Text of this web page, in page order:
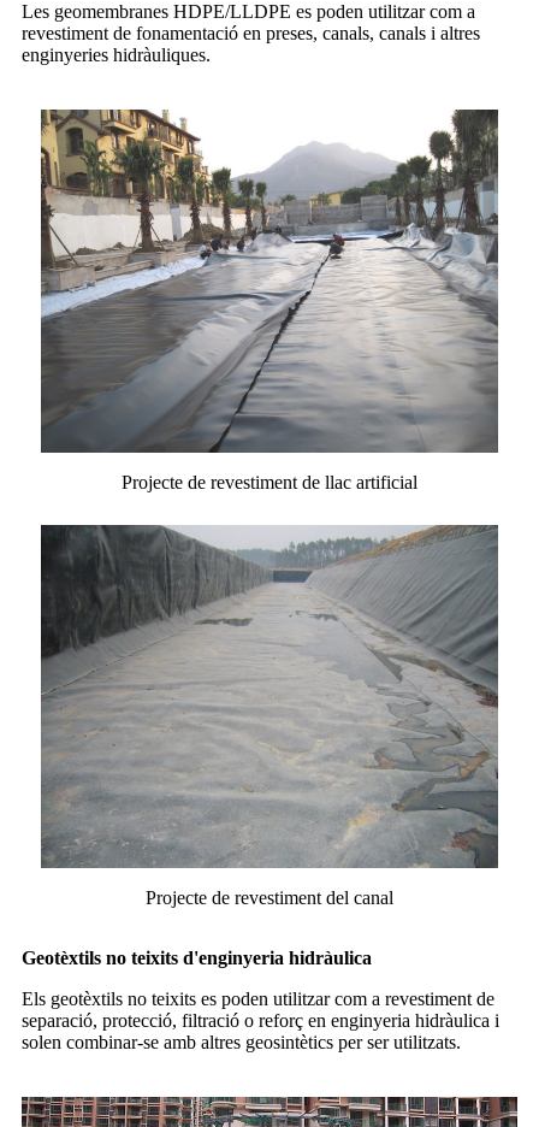
Les geomembranes HDPE/LLDPE es poden utilitzar com a
revestiment de fonamentació en preses, canals, canals i altres
enginyeries hidràuliques.
Projecte de revestiment de llac artificial
Projecte de revestiment del canal
Geotèxtils no teixits d'enginyeria hidràulica
Els geotèxtils no teixits es poden utilitzar com a revestiment de
separació, protecció, filtració o reforç en enginyeria hidràulica i
solen combinar-se amb altres geosintètics per ser utilitzats.